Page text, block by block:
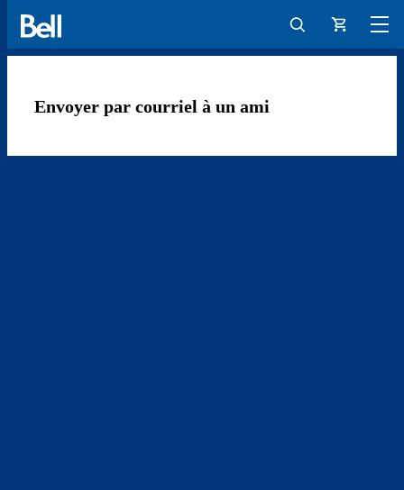
PanierClose
Envoyer par courriel à un ami